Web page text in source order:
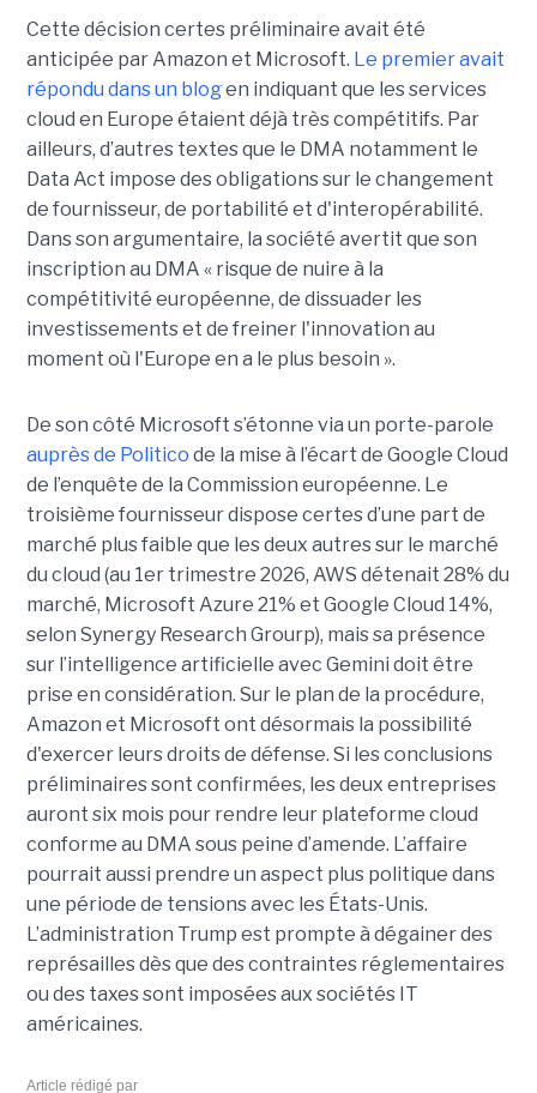
Cette décision certes préliminaire avait été
anticipée par Amazon et Microsoft. Le premier avait
répondu dans un blogen indiquant que les services
cloud en Europe étaient déjà très compétitifs. Par
ailleurs, d’autres textes que le DMA notamment le
Data Act impose des obligations sur le changement
de fournisseur, de portabilité et d'interopérabilité.
Dans son argumentaire, la société avertit que son
inscription au DMA « risque de nuire à la
compétitivité européenne, de dissuader les
investissements et de freiner l'innovation au
moment où l'Europe en a le plus besoin ».
De son côté Microsoft s’étonne via un porte-parole
auprès de Politico de la mise à l’écart de Google Cloud
de l’enquête de la Commission européenne. Le
troisième fournisseur dispose certes d’une part de
marché plus faible que les deux autres sur le marché
du cloud (au 1er trimestre 2026, AWS détenait 28% du
marché, Microsoft Azure 21% et Google Cloud 14%,
selon Synergy Research Grourp), mais sa présence
sur l’intelligence artificielle avec Gemini doit être
prise en considération. Sur le plan de la procédure,
Amazon et Microsoft ont désormais la possibilité
d'exercer leurs droits de défense. Si les conclusions
préliminaires sont confirmées, les deux entreprises
auront six mois pour rendre leur plateforme cloud
conforme au DMA sous peine d’amende. L’affaire
pourrait aussi prendre un aspect plus politique dans
une période de tensions avec les États-Unis.
L’administration Trump est prompte à dégainer des
représailles dès que des contraintes réglementaires
ou des taxes sont imposées aux sociétés IT
américaines.
Article rédigé par